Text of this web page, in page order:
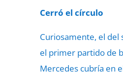
Cerró el círculo
Curiosamente, el del
el primer partido de
Mercedes cubría en